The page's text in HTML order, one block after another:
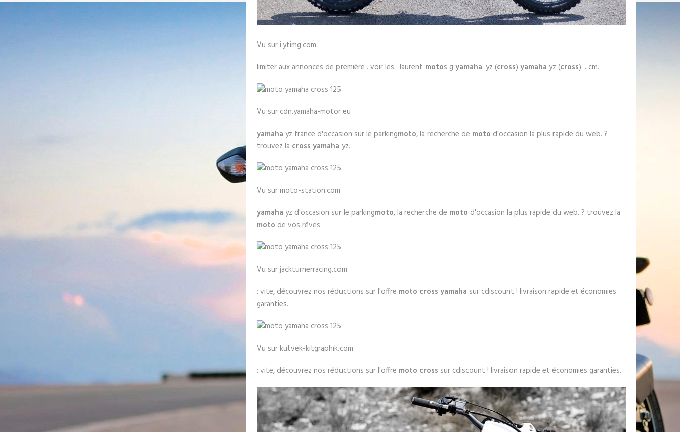
Vu sur i.ytimg.com
limiter aux annonces de première . voir les . laurent motos g yamaha. yz (cross) yamaha yz (cross). . cm.
Vu sur cdn.yamaha-motor.eu
yamaha yz france d'occasion sur le parkingmoto, la recherche de moto d'occasion la plus rapide du web. ?
trouvez la cross yamaha yz.
Vu sur moto-station.com
yamaha yz d'occasion sur le parkingmoto, la recherche de moto d'occasion la plus rapide du web. ? trouvez la
moto de vos rêves.
Vu sur jackturnerracing.com
: vite, découvrez nos réductions sur l'offre moto cross yamaha sur cdiscount ! livraison rapide et économies
garanties.
Vu sur kutvek-kitgraphik.com
: vite, découvrez nos réductions sur l'offre moto cross sur cdiscount ! livraison rapide et économies garanties.